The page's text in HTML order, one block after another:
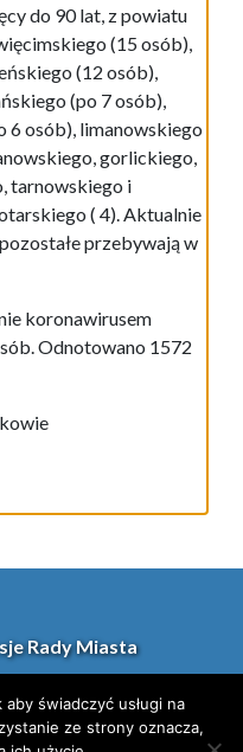
do 90 lat, z powiatu
(15 osób),
(12 osób),
(po 7 osób),
6 osób), limanowskiego
gorlickiego,
tarnowskiego i
( 4). Aktualnie
przebywają w
koronawirusem
Odnotowano 1572
Rady Miasta
świadczyć usługi na
ze strony oznacza,